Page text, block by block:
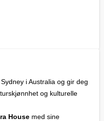
i Australia og gir deg
og kulturelle
House med sine